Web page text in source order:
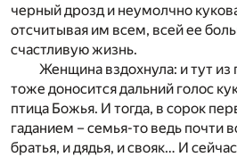
черный дрозд и неумолчно
отсчитывая им всем, всей ее
счастливую жизнь.
Женщина вздохнула: и тут из
тоже доносится дальний голос
птица Божья. И тогда, в сорок
гаданием – семья-то ведь почти
братья, и дядья, и свояк… И